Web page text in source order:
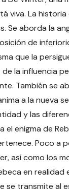
viva. La
Se aborda la
de
que la
la influencia
También se
a la nueva
y las
enigma de
Poco a
así como los
en realidad
se transmite al